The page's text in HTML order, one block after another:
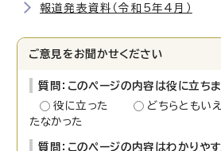
報道発表資料（令和5年4月）
ご意見をお聞かせください
質問：このページの内容は役に立ち
役に立った
どちらともい
たなかった
質問：このページの内容はわかりや